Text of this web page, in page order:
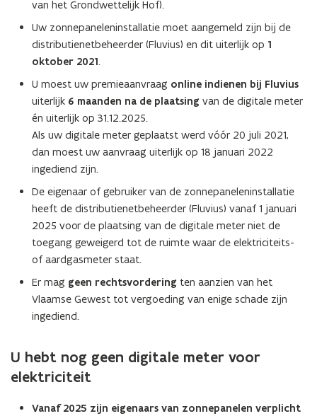
van het Grondwettelijk Hof).
Uw zonnepaneleninstallatie moet aangemeld zijn bij de
distributienetbeheerder (Fluvius) en dit uiterlijk op 1
oktober 2021.
U moest uw premieaanvraag online indienen bij Fluvius
uiterlijk 6 maanden na de plaatsing van de digitale meter
én uiterlijk op 31.12.2025.
Als uw digitale meter geplaatst werd vóór 20 juli 2021,
dan moest uw aanvraag uiterlijk op 18 januari 2022
ingediend zijn.
De eigenaar of gebruiker van de zonnepaneleninstallatie
heeft de distributienetbeheerder (Fluvius) vanaf 1 januari
2025 voor de plaatsing van de digitale meter niet de
toegang geweigerd tot de ruimte waar de elektriciteits-
of aardgasmeter staat.
Er mag geen rechtsvordering ten aanzien van het
Vlaamse Gewest tot vergoeding van enige schade zijn
ingediend.
U hebt nog geen digitale meter voor
elektriciteit
Vanaf 2025 zijn eigenaars van zonnepanelen verplicht